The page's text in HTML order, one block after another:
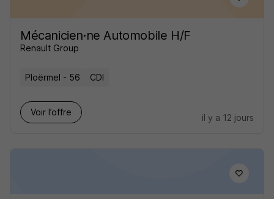
Mécanicien·ne Automobile H/F
Renault Group
Ploërmel - 56 CDI
Voir l’offre
il y a 12 jours